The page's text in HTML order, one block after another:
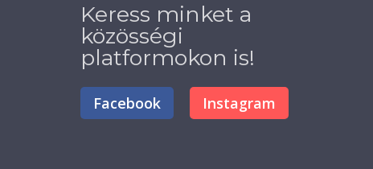
Keress minket a
közösségi
platformokon is!
Facebook Instagram